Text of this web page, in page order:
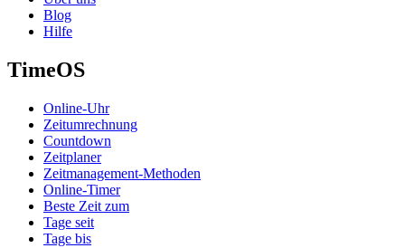
Blog
Hilfe
TimeOS
Online-Uhr
Zeitumrechnung
Countdown
Zeitplaner
Zeitmanagement-Methoden
Online-Timer
Beste Zeit zum
Tage seit
Tage bis